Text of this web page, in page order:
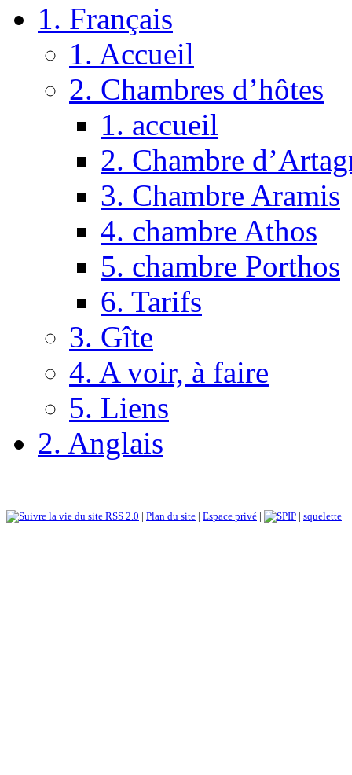
1. Français
1. Accueil
2. Chambres d’hôtes
1. accueil
2. Chambre
3. Chambre Aramis
4. chambre Athos
5. chambre Porthos
6. Tarifs
3. Gîte
4. A voir, à faire
5. Liens
2. Anglais
RSS 2.0 | Plan du site | Espace privé | | squelette